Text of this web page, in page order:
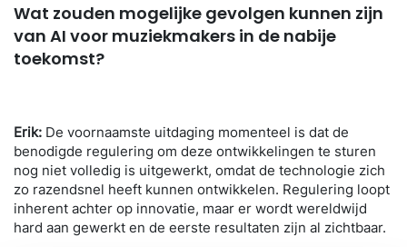
Wat zouden mogelijke gevolgen kunnen zijn
van AI voor muziekmakers in de nabije
toekomst?
Erik: De voornaamste uitdaging momenteel is dat de
benodigde regulering om deze ontwikkelingen te sturen
nog niet volledig is uitgewerkt, omdat de technologie zich
zo razendsnel heeft kunnen ontwikkelen. Regulering loopt
inherent achter op innovatie, maar er wordt wereldwijd
hard aan gewerkt en de eerste resultaten zijn al zichtbaar.